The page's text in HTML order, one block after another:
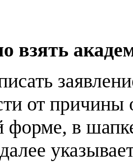
взять
от причины
форме, в